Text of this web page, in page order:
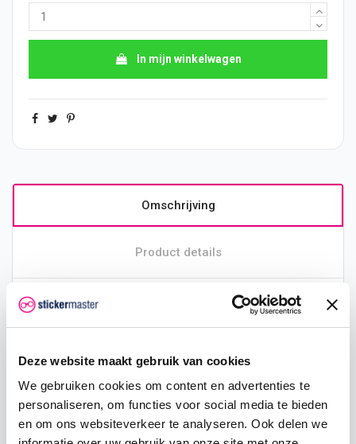
Deze website maakt gebruik van cookies
We gebruiken cookies om content en advertenties te
personaliseren, om functies voor social media te bieden
en om ons websiteverkeer te analyseren. Ook delen we
In mijn winkelwagen
Omschrijving
Product details
Productinformatie
Bandenletters Yamaha
Racing
Met bandenletters geef jij een unieke uitstraling aan
jouw motorfiets. De bandenletters zijn mooi van kleur
voorgesneden aanleveren. De bandenletters worden